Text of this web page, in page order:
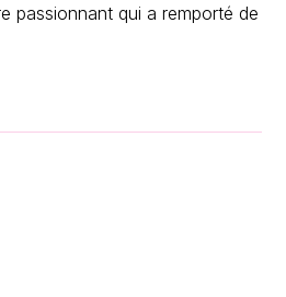
passionnant qui a remporté de